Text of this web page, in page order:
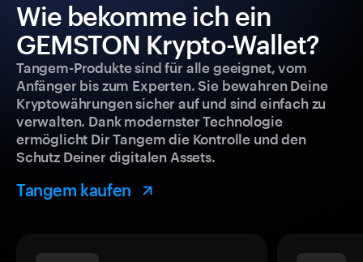
Wie bekomme ich ein
GEMSTON Krypto-Wallet?
Tangem-Produkte sind für alle geeignet, vom
Anfänger bis zum Experten. Sie bewahren Deine
Kryptowährungen sicher auf und sind einfach zu
verwalten. Dank modernster Technologie
ermöglicht Dir Tangem die Kontrolle und den
Schutz Deiner digitalen Assets.
Tangem kaufen